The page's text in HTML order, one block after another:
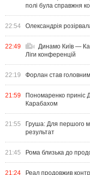
полі була справжня
22:54 Олександрія
22:49
Динамо Київ —
Ліги конференцій
22:19 Форлан став
21:59
Пономаренко приніс
Карабахом
21:55
Груша: Для першого
результат
21:45 Рома близька до
21:24 Реал продовжив